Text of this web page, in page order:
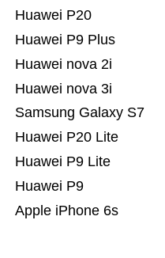
Apple iPhone 6s
Huawei P9
Huawei P9 Lite
Huawei P20 Lite
Samsung Galaxy S7
Huawei nova 3i
Huawei nova 2i
Huawei P9 Plus
Huawei P20